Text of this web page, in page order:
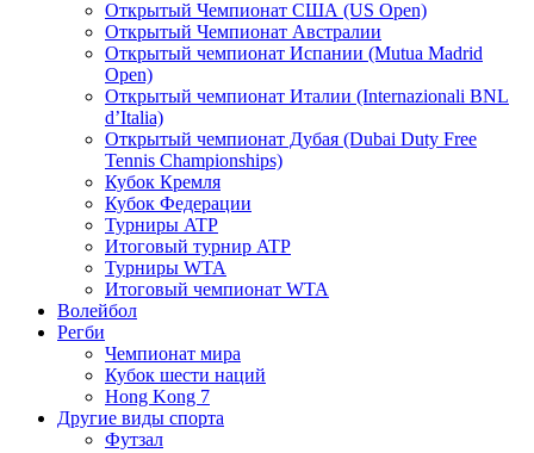
Открытый Чемпионат США (US Open)
Открытый Чемпионат Австралии
Открытый чемпионат Испании (Mutua Madrid
Open)
Открытый чемпионат Италии (Internazionali BNL
d’Italia)
Открытый чемпионат Дубая (Dubai Duty Free
Tennis Championships)
Кубок Кремля
Кубок Федерации
Турниры ATP
Итоговый турнир ATP
Турниры WTA
Итоговый чемпионат WTA
Волейбол
Регби
Чемпионат мира
Кубок шести наций
Hong Kong 7
Другие виды спорта
Футзал